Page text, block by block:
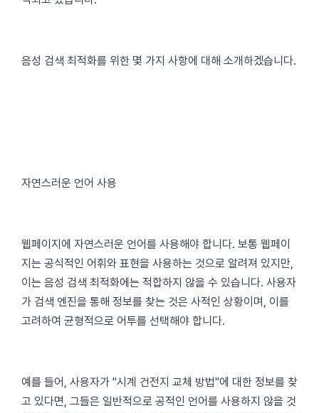
음성 검색 최적화를 위한 몇 가지 사항에 대해 소개하겠습니다.
자연스러운 언어 사용
웹페이지에 자연스러운 언어를 사용해야 합니다. 보통 웹페이
지는 공식적인 어휘와 표현을 사용하는 것으로 알려져 있지만,
이는 음성 검색 최적화에는 적합하지 않을 수 있습니다. 사용자
가 검색 엔진을 통해 정보를 찾는 것은 사적인 상황이며, 이를
고려하여 균형적으로 어투를 선택해야 합니다.
예를 들어, 사용자가 "시계 건전지 교체 방법"에 대한 정보를 찾
고 있다면, 그들은 일반적으로 공적인 언어를 사용하지 않을 것